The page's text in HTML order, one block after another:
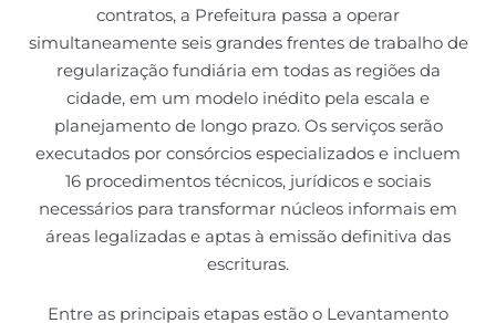
contratos, a Prefeitura passa a operar
simultaneamente seis grandes frentes de trabalho de
regularização fundiária em todas as regiões da
cidade, em um modelo inédito pela escala e
planejamento de longo prazo. Os serviços serão
executados por consórcios especializados e incluem
16 procedimentos técnicos, jurídicos e sociais
necessários para transformar núcleos informais em
áreas legalizadas e aptas à emissão definitiva das
escrituras.
Entre as principais etapas estão o Levantamento